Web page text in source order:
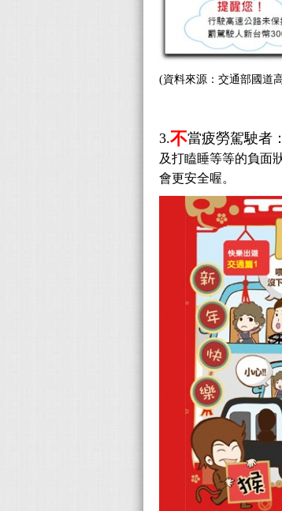
(資料來源：交通部國道
3.不當疲勞駕駛者：
及打瞌睡等等的負面
會更安全喔。